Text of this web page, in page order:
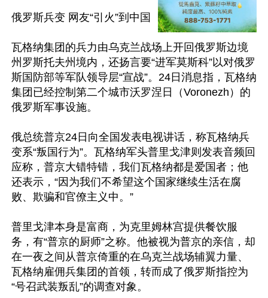
俄罗斯兵变 网友“引火”到中国
瓦格纳集团的兵力由乌克兰战场上开回俄罗斯边境
州罗斯托夫州境内，还扬言要“进军莫斯科”以对俄罗
斯国防部等军队领导层“宣战”。24日消息指，瓦格纳
集团已经控制第二个城市沃罗涅日（Voronezh）的
俄罗斯军事设施。
俄总统普京24日向全国发表电视讲话，称瓦格纳兵
变系“叛国行为”。瓦格纳军头普里戈津则发表音频回
应称，普京大错特错，我们瓦格纳都是爱国者；他
还表示，“因为我们不希望这个国家继续生活在腐
败、欺骗和官僚主义中。”
普里戈津本身是富商，为克里姆林宫提供餐饮服
务，有“普京的厨师”之称。他被视为普京的亲信，却
在一夜之间从普京倚重的在乌克兰战场辅翼力量、
瓦格纳雇佣兵集团的首领，转而成了俄罗斯指控为
“号召武装叛乱”的调查对象。